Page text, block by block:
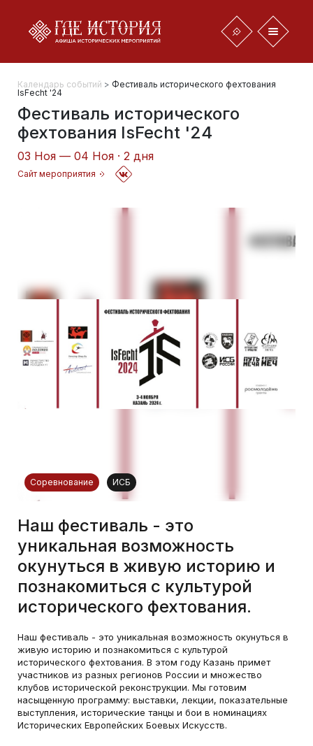
Календарь событий > Фестиваль исторического фехтования
IsFecht '24
Фестиваль исторического
фехтования IsFecht '24
03 Ноя — 04 Ноя · 2 дня
Сайт мероприятия
Соревнование ИСБ
Наш фестиваль - это
уникальная возможность
окунуться в живую историю и
познакомиться с культурой
исторического фехтования.
Наш фестиваль - это уникальная возможность окунуться в
живую историю и познакомиться с культурой
исторического фехтования. В этом году Казань примет
участников из разных регионов России и множество
клубов исторической реконструкции. Мы готовим
насыщенную программу: выставки, лекции, показательные
выступления, исторические танцы и бои в номинациях
Исторических Европейских Боевых Искусств.